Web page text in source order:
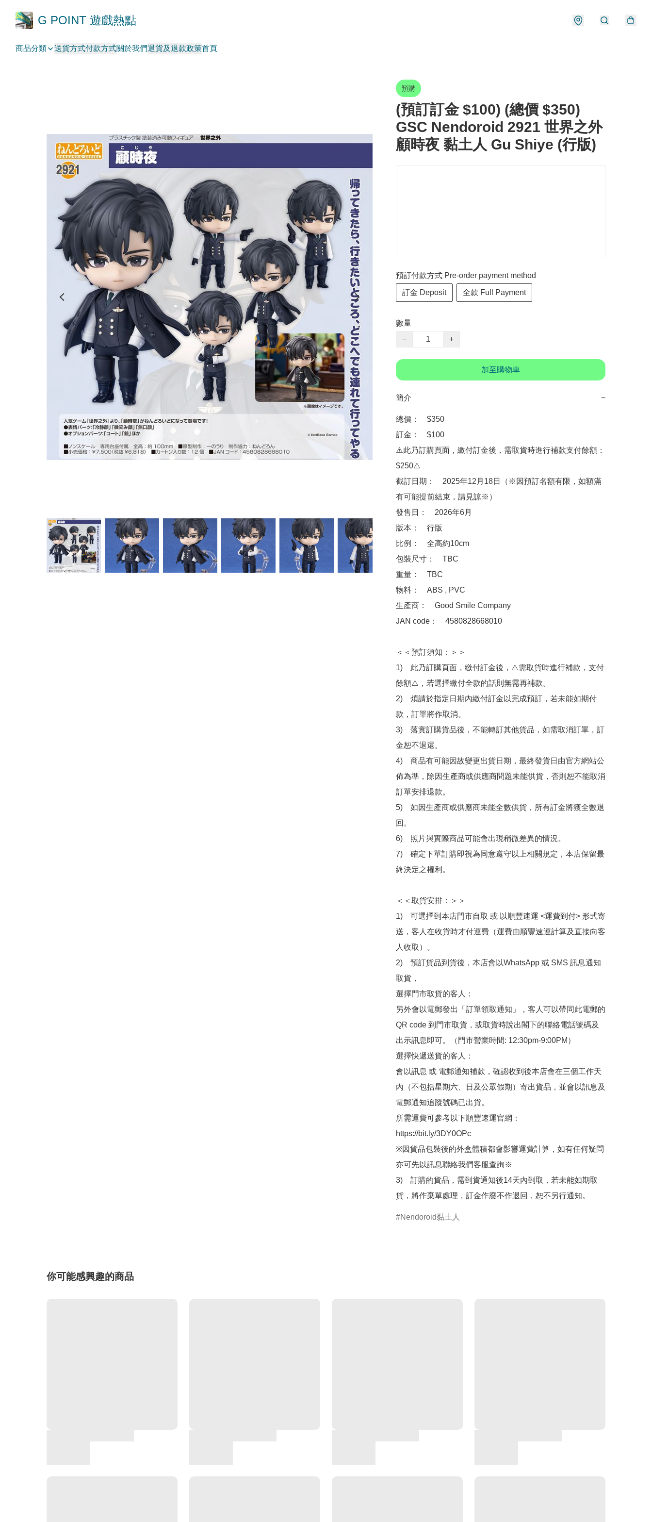
G POINT 遊戲熱點
商品分類 送貨方式付款方式關於我們退貨及退款政策首頁
預購
(預訂訂金 $100) (總價 $350)
GSC Nendoroid 2921 世界之外
顧時夜 黏土人 Gu Shiye (行版)
預訂付款方式 Pre-order payment method
訂金 Deposit 全款 Full Payment
數量
−
+
加至購物車
簡介 −
總價：　$350
訂金：　$100
⚠️此乃訂購頁面，繳付訂金後，需取貨時進行補款支付餘額：
$250⚠️
截訂日期：　2025年12月18日（※因預訂名額有限，如額滿
有可能提前結束，請見諒※）
發售日：　2026年6月
版本：　行版
比例：　全高約10cm
包裝尺寸：　TBC
重量：　TBC
物料：　ABS , PVC
生產商：　Good Smile Company
JAN code：　4580828668010
＜＜預訂須知：＞＞
1)　此乃訂購頁面，繳付訂金後，⚠️需取貨時進行補款，支付
餘額⚠️，若選擇繳付全款的話則無需再補款。
2)　煩請於指定日期內繳付訂金以完成預訂，若未能如期付
款，訂單將作取消。
3)　落實訂購貨品後，不能轉訂其他貨品，如需取消訂單，訂
金恕不退還。
4)　商品有可能因故變更出貨日期，最終發貨日由官方網站公
佈為準，除因生產商或供應商問題未能供貨，否則恕不能取消
訂單安排退款。
5)　如因生產商或供應商未能全數供貨，所有訂金將獲全數退
回。
6)　照片與實際商品可能會出現稍微差異的情況。
7)　確定下單訂購即視為同意遵守以上相關規定，本店保留最
終決定之權利。
＜＜取貨安排：＞＞
1)　可選擇到本店門市自取 或 以順豐速運 <運費到付> 形式寄
送，客人在收貨時才付運費（運費由順豐速運計算及直接向客
人收取）。
2)　預訂貨品到貨後，本店會以WhatsApp 或 SMS 訊息通知
取貨，
選擇門市取貨的客人：
另外會以電郵發出「訂單領取通知」，客人可以帶同此電郵的
QR code 到門市取貨，或取貨時說出閣下的聯絡電話號碼及
出示訊息即可。（門市營業時間: 12:30pm-9:00PM）
選擇快遞送貨的客人：
會以訊息 或 電郵通知補款，確認收到後本店會在三個工作天
內（不包括星期六、日及公眾假期）寄出貨品，並會以訊息及
電郵通知追蹤號碼已出貨。
所需運費可參考以下順豐速運官網：
https://bit.ly/3DY0OPc
※因貨品包裝後的外盒體積都會影響運費計算，如有任何疑問
亦可先以訊息聯絡我們客服查詢※
3)　訂購的貨品，需到貨通知後14天內到取，若未能如期取
貨，將作棄單處理，訂金作廢不作退回，恕不另行通知。
Nendoroid黏土人
你可能感興趣的商品